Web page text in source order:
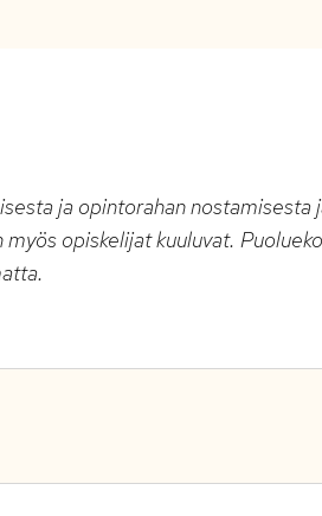
ja opintorahan nostamisesta
opiskelijat kuuluvat.